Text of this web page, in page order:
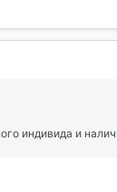
индивида и